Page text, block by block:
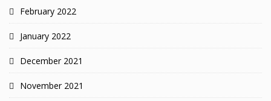
February 2022
January 2022
December 2021
November 2021